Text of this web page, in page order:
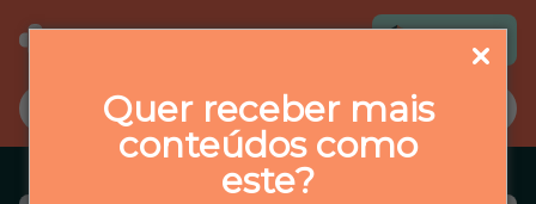
Quer receber mais
conteúdos como
este?